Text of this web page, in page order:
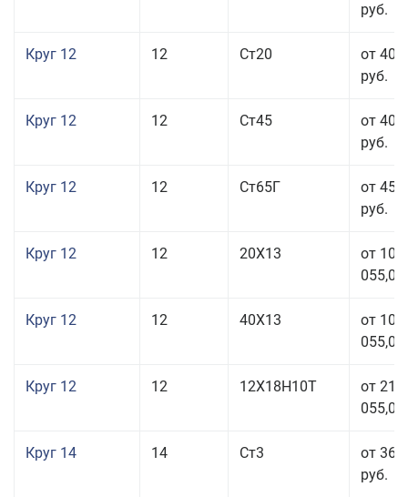
руб.
Круг 12 12 Ст20
от 40
руб.
Круг 12 12 Ст45
от 40
руб.
Круг 12 12 Ст65Г
от 45
руб.
Круг 12 12 20Х13
от 103
055,00
Круг 12 12 40Х13
от 103
055,00
Круг 12 12 12Х18Н10Т
от 212
055,00
Круг 14 14 Ст3
от 36
руб.